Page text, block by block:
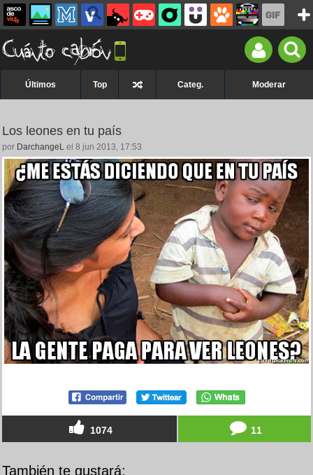
Últimos Top Categ. Moderar
Los leones en tu país
por DarchangeL el 8 jun 2013, 17:53
1074 11
También te gustará: